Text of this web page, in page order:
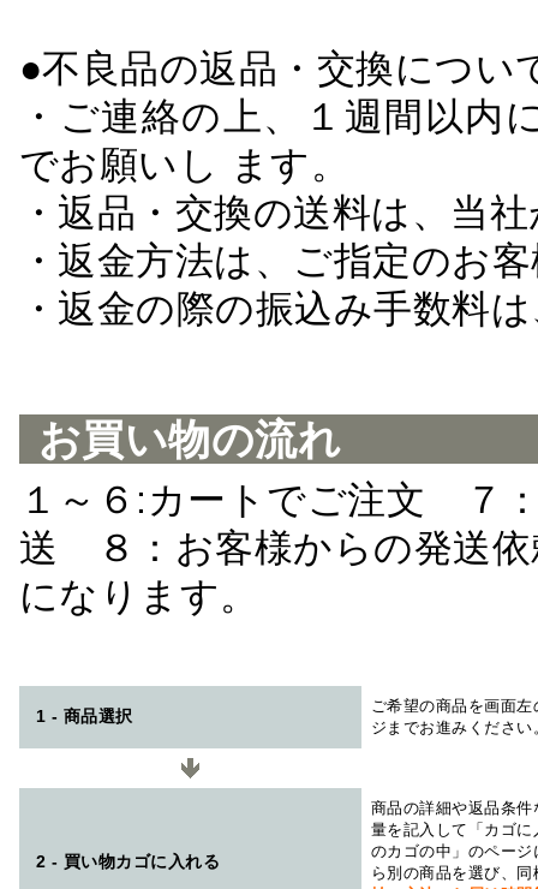
●不良品の返品・交換につい
・ご連絡の上、１週間以
でお願いし ます。
・返品・交換の送料は、当
・返金方法は、ご指定のお
・返金の際の振込み手数料
お買い物の流れ
１～６:カートでご注文 ７
送 ８：お客様からの発送
になります。
1 - 商品選択
ご希望の商品を画面
ジまでお進みください
2 - 買い物カゴに入れる
商品の詳細や返品条
量を記入して「カゴ
のカゴの中」のペー
ら別の商品を選び、